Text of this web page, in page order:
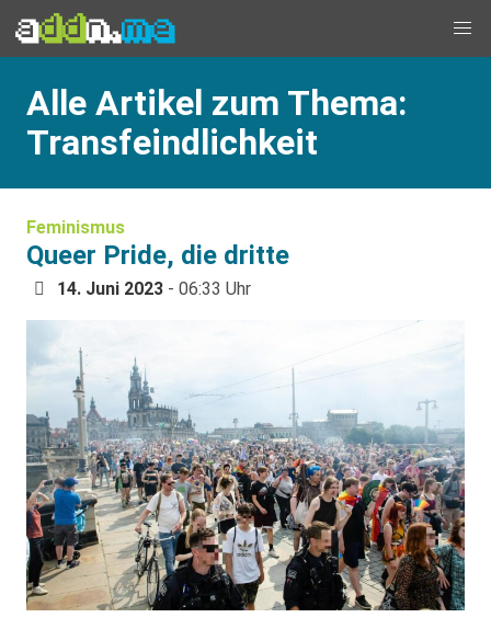
Alle Artikel zum Thema:
Transfeindlichkeit
Feminismus
Queer Pride, die dritte
14. Juni 2023 - 06:33 Uhr